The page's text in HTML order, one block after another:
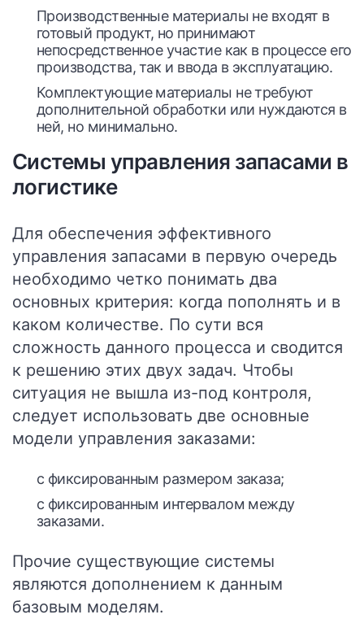
Производственные материалы не входят в
готовый продукт, но принимают
непосредственное участие как в процессе его
производства, так и ввода в эксплуатацию.
Комплектующие материалы не требуют
дополнительной обработки или нуждаются в
ней, но минимально.
Системы управления запасами в
логистике
Для обеспечения эффективного
управления запасами в первую очередь
необходимо четко понимать два
основных критерия: когда пополнять и в
каком количестве. По сути вся
сложность данного процесса и сводится
к решению этих двух задач. Чтобы
ситуация не вышла из-под контроля,
следует использовать две основные
модели управления заказами:
с фиксированным размером заказа;
с фиксированным интервалом между
заказами.
Прочие существующие системы
являются дополнением к данным
базовым моделям.